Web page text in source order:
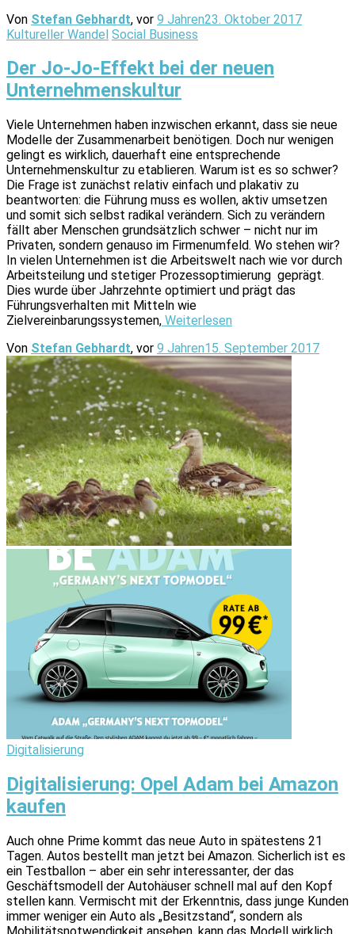
Von Stefan Gebhardt, vor 9 Jahren23. Oktober 2017
Kultureller Wandel Social Business
Der Jo-Jo-Effekt bei der neuen
Unternehmenskultur
Viele Unternehmen haben inzwischen erkannt, dass sie neue
Modelle der Zusammenarbeit benötigen. Doch nur wenigen
gelingt es wirklich, dauerhaft eine entsprechende
Unternehmenskultur zu etablieren. Warum ist es so schwer?
Die Frage ist zunächst relativ einfach und plakativ zu
beantworten: die Führung muss es wollen, aktiv umsetzen
und somit sich selbst radikal verändern. Sich zu verändern
fällt aber Menschen grundsätzlich schwer – nicht nur im
Privaten, sondern genauso im Firmenumfeld. Wo stehen wir?
In vielen Unternehmen ist die Arbeitswelt nach wie vor durch
Arbeitsteilung und stetiger Prozessoptimierung geprägt.
Dies wurde über Jahrzehnte optimiert und prägt das
Führungsverhalten mit Mitteln wie
Zielvereinbarungssystemen, Weiterlesen
Von Stefan Gebhardt, vor 9 Jahren15. September 2017
Digitalisierung
Digitalisierung: Opel Adam bei Amazon
kaufen
Auch ohne Prime kommt das neue Auto in spätestens 21
Tagen. Autos bestellt man jetzt bei Amazon. Sicherlich ist es
ein Testballon – aber ein sehr interessanter, der das
Geschäftsmodell der Autohäuser schnell mal auf den Kopf
stellen kann. Vermischt mit der Erkenntnis, dass junge Kunden
immer weniger ein Auto als „Besitzstand“, sondern als